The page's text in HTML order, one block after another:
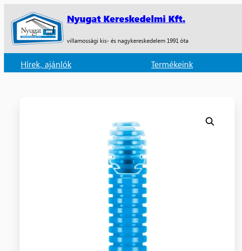
Nyugat Kereskedelmi Kft.
villamossági kis- és nagykereskedelem 1991 óta
Hírek, ajánlók Termékeink